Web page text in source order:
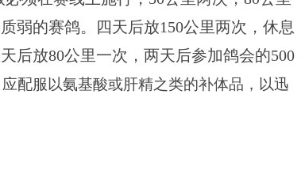
弱的赛鸽。四天后放150公里两次，休息
后放80公里一次，两天后参加鸽会的500
配服以氨基酸或肝精之类的补体品，以迅